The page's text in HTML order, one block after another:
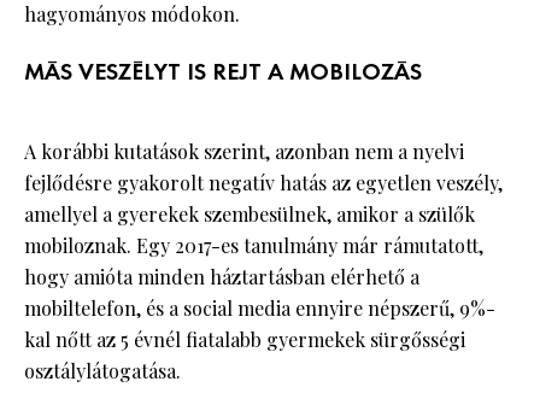
hagyományos módokon.
MÁS VESZÉLYT IS REJT A MOBILOZÁS
A korábbi kutatások szerint, azonban nem a nyelvi
fejlődésre gyakorolt ​​negatív hatás az egyetlen veszély,
amellyel a gyerekek szembesülnek, amikor a szülők
mobiloznak. Egy 2017-es tanulmány már rámutatott,
hogy amióta minden háztartásban elérhető a
mobiltelefon, és a social media ennyire népszerű, 9%-
kal nőtt az 5 évnél fiatalabb gyermekek sürgősségi
osztálylátogatása.